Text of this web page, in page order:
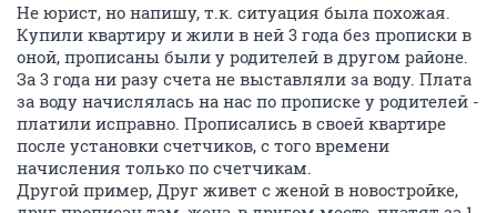
Не юрист, но напишу, т.к. ситуация была похожая.
Купили квартиру и жили в ней 3 года без прописки в
оной, прописаны были у родителей в другом районе.
За 3 года ни разу счета не выставляли за воду. Плата
за воду начислялась на нас по прописке у родителей -
платили исправно. Прописались в своей квартире
после установки счетчиков, с того времени
начисления только по счетчикам.
Другой пример, Друг живет с женой в новостройке,